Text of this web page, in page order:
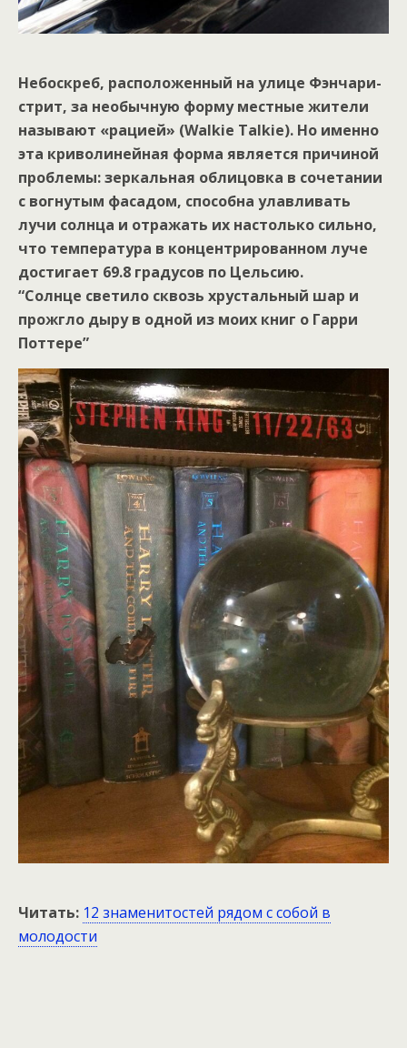
Небоскреб, расположенный на улице Фэнчари-
стрит, за необычную форму местные жители
называют «рацией» (Walkie Talkie). Но именно
эта криволинейная форма является причиной
проблемы: зеркальная облицовка в сочетании
с вогнутым фасадом, способна улавливать
лучи солнца и отражать их настолько сильно,
что температура в концентрированном луче
достигает 69.8 градусов по Цельсию.
“Солнце светило сквозь хрустальный шар и
прожгло дыру в одной из моих книг о Гарри
Поттере”
Читать: 12 знаменитостей рядом с собой в
молодости